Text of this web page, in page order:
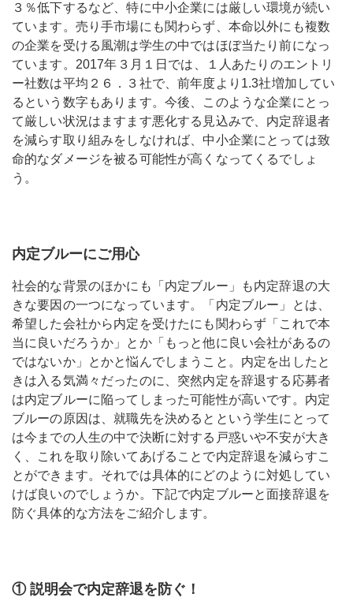
３％低下するなど、特に中小企業には厳しい環境が続い
ています。売り手市場にも関わらず、本命以外にも複数
の企業を受ける風潮は学生の中ではほぼ当たり前になっ
ています。2017年３月１日では、１人あたりのエントリ
ー社数は平均２６．３社で、前年度より1.3社増加してい
るという数字もあります。今後、このような企業にとっ
て厳しい状況はますます悪化する見込みで、内定辞退者
を減らす取り組みをしなければ、中小企業にとっては致
命的なダメージを被る可能性が高くなってくるでしょ
う。
内定ブルーにご用心
社会的な背景のほかにも「内定ブルー」も内定辞退の大
きな要因の一つになっています。「内定ブルー」とは、
希望した会社から内定を受けたにも関わらず「これで本
当に良いだろうか」とか「もっと他に良い会社があるの
ではないか」とかと悩んでしまうこと。内定を出したと
きは入る気満々だったのに、突然内定を辞退する応募者
は内定ブルーに陥ってしまった可能性が高いです。内定
ブルーの原因は、就職先を決めるとという学生にとって
は今までの人生の中で決断に対する戸惑いや不安が大き
く、これを取り除いてあげることで内定辞退を減らすこ
とができます。それでは具体的にどのように対処してい
けば良いのでしょうか。下記で内定ブルーと面接辞退を
防ぐ具体的な方法をご紹介します。
① 説明会で内定辞退を防ぐ！